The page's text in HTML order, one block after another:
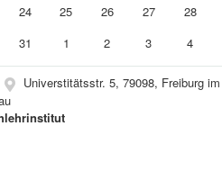
24 25 26 27 28
31 1 2 3 4
Universtitätsstr. 5, 79098, Freiburg im